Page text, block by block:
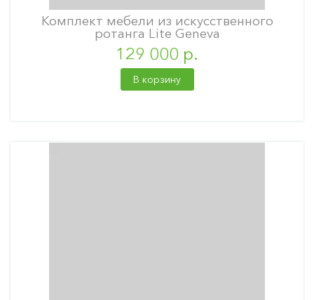
Комплект мебели из искусственного
ротанга Lite Geneva
129 000 р.
В корзину